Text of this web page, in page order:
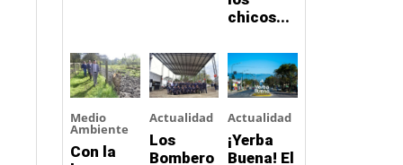
chicos...
Medio
Ambiente
Con la
Actualidad
Los
Bombero
Actualidad
¡Yerba
Buena! El